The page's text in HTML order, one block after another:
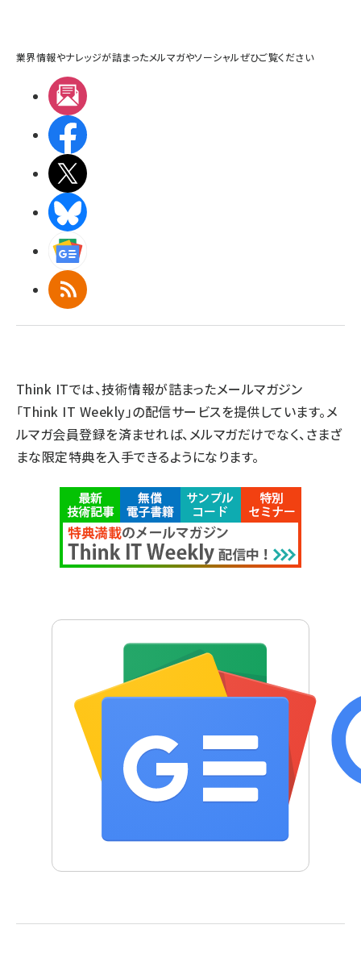
業界情報やナレッジが詰まったメルマガやソーシャルぜひご覧ください
RSS
Think ITでは、技術情報が詰まったメールマガジン
「Think IT Weekly」の配信サービスを提供しています。メ
ルマガ会員登録を済ませれば、メルマガだけでなく、さまざ
まな限定特典を入手できるようになります。